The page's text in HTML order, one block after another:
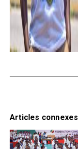
Articles connexes